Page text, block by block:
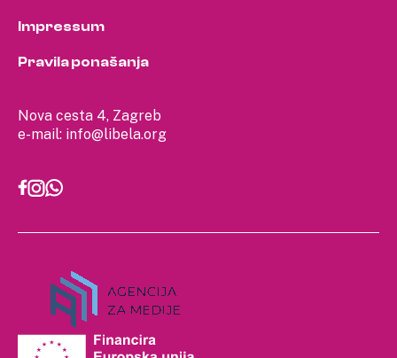
Nova cesta 4, Zagreb
e-mail: info@libela.org
Impressum
Pravila ponašanja